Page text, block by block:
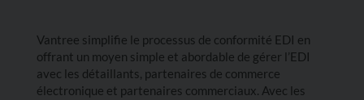
Vantree simplifie le processus de conformité EDI en
offrant un moyen simple et abordable de gérer l’EDI
avec les détaillants, partenaires de commerce
électronique et partenaires commerciaux. Avec les